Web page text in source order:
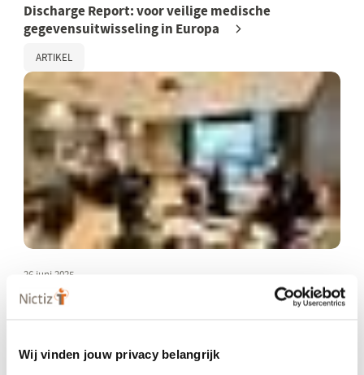
Wij vinden jouw privacy belangrijk
Discharge Report: voor veilige medische
gegevensuitwisseling in Europa
ARTIKEL
26 juni 2025
Explorathon over het kinddossier